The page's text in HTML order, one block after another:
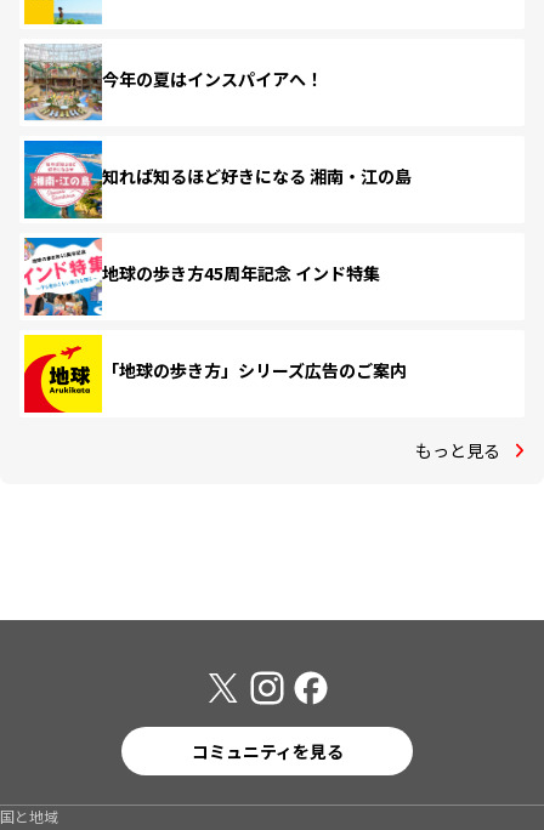
今年の夏はインスパイアへ！
知れば知るほど好きになる 湘南・江の島
地球の歩き方45周年記念 インド特集
「地球の歩き方」シリーズ広告のご案内
もっと見る
コミュニティを見る
国と地域